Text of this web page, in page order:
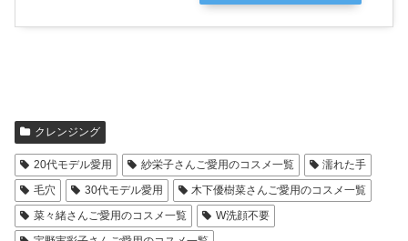
クレンジング
20代モデル愛用 紗栄子さんご愛用のコスメ一覧
濡れた手
毛穴
30代モデル愛用
木下優樹菜さんご愛用のコスメ一覧
菜々緒さんご愛用のコスメ一覧
W洗顔不要